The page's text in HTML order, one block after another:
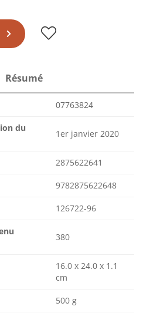
Résumé
07763824
du
1er janvier 2020
2875622641
9782875622648
126722-96
380
16.0 x 24.0 x 1.1
cm
500 g